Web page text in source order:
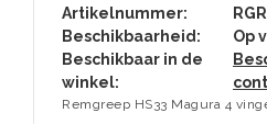
Artikelnummer:
Beschikbaarheid:
Op
Beschikbaar in de
winkel:
Remgreep HS33 Magura 4